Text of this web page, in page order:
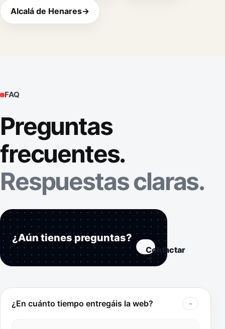
Alcalá de Henares→
FAQ
Preguntas
frecuentes.
Respuestas claras.
¿Aún tienes preguntas?
Contactar
→
¿En cuánto tiempo entregáis la web?